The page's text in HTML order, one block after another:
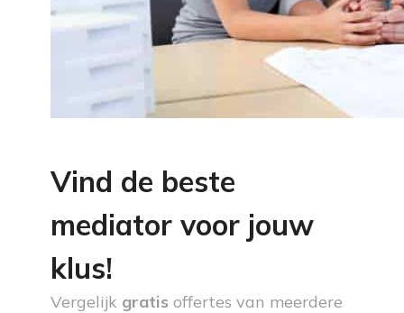
Vind de beste
mediator voor jouw
klus!
Vergelijk gratis offertes van meerdere